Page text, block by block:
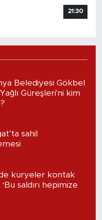
21:30
Belediyesi Gökbel
Güreşleri'ni kim
sahil
kuryeler kontak
‘Bu saldırı hepimize